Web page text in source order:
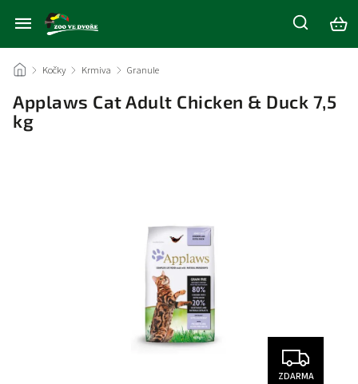
/ Kočky / Krmiva / Granule
Applaws Cat Adult Chicken & Duck 7,5
kg
ZDARMA